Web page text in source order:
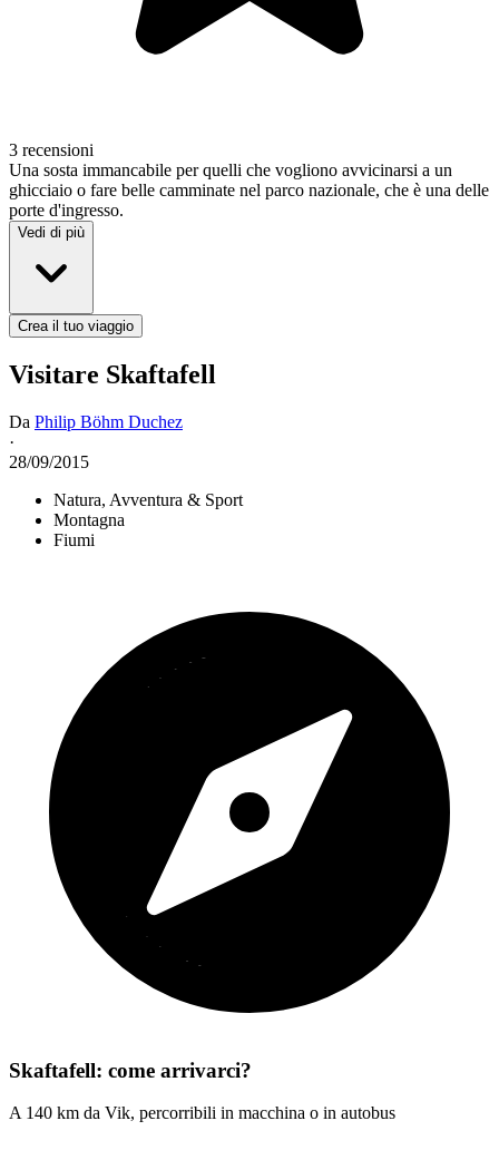
3 recensioni
Una sosta immancabile per quelli che vogliono avvicinarsi a un
ghicciaio o fare belle camminate nel parco nazionale, che è una delle
porte d'ingresso.
Vedi di più
Crea il tuo viaggio
Visitare Skaftafell
Da Philip Böhm Duchez
·
28/09/2015
Natura, Avventura & Sport
Montagna
Fiumi
Skaftafell: come arrivarci?
A 140 km da Vik, percorribili in macchina o in autobus